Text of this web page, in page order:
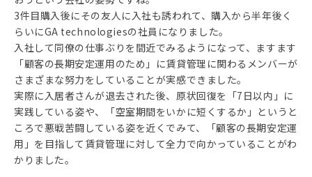
3件目購入後にその友人に入社も誘われて、購入から半年後く
らいにGA technologiesの社員になりました。
入社して同僚の仕事ぶりを間近でみるようになって、ますます
「顧客の長期安定運用のため」に賃貸管理に関わるメンバーが
さまざまな努力をしていることが実感できました。
実際に入居者さんが退去された後、原状回復を「7日以内」に
実践している姿や、「空室期間をいかに短くするか」というと
ころで悪戦苦闘している姿を近くでみて、「顧客の長期安定運
用」を目指して賃貸管理に対して全力で向かっていることがわ
かりました。